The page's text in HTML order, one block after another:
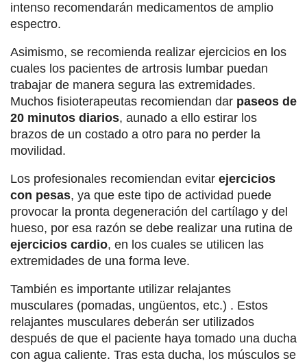
intenso recomendarán medicamentos de amplio
espectro.
Asimismo, se recomienda realizar ejercicios en los
cuales los pacientes de artrosis lumbar puedan
trabajar de manera segura las extremidades.
Muchos fisioterapeutas recomiendan dar paseos de
20 minutos diarios, aunado a ello estirar los
brazos de un costado a otro para no perder la
movilidad.
Los profesionales recomiendan evitar ejercicios
con pesas, ya que este tipo de actividad puede
provocar la pronta degeneración del cartílago y del
hueso, por esa razón se debe realizar una rutina de
ejercicios cardio, en los cuales se utilicen las
extremidades de una forma leve.
También es importante utilizar relajantes
musculares (pomadas, ungüentos, etc.) . Estos
relajantes musculares deberán ser utilizados
después de que el paciente haya tomado una ducha
con agua caliente. Tras esta ducha, los músculos se